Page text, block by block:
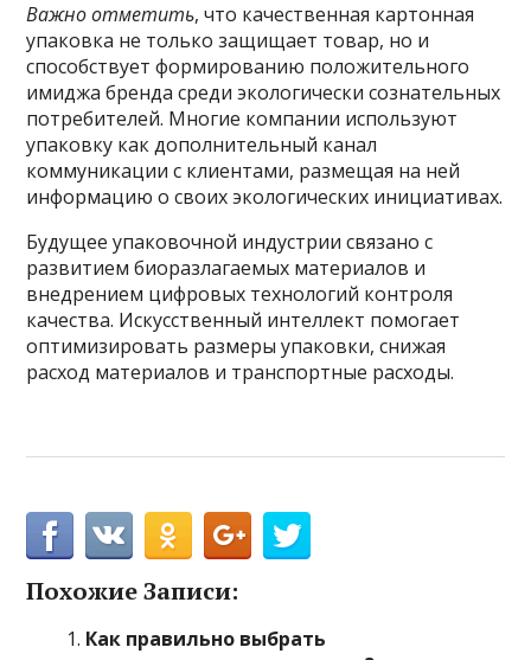
Важно отметить, что качественная картонная
упаковка не только защищает товар, но и
способствует формированию положительного
имиджа бренда среди экологически сознательных
потребителей. Многие компании используют
упаковку как дополнительный канал
коммуникации с клиентами, размещая на ней
информацию о своих экологических инициативах.
Будущее упаковочной индустрии связано с
развитием биоразлагаемых материалов и
внедрением цифровых технологий контроля
качества. Искусственный интеллект помогает
оптимизировать размеры упаковки, снижая
расход материалов и транспортные расходы.
Похожие Записи:
Как правильно выбрать